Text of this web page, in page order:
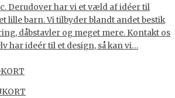
Derudover har vi et væld af idéer til
lille barn. Vi tilbyder blandt andet bestik
dåbstavler og meget mere. Kontakt os
har ideér til et design, så kan vi…